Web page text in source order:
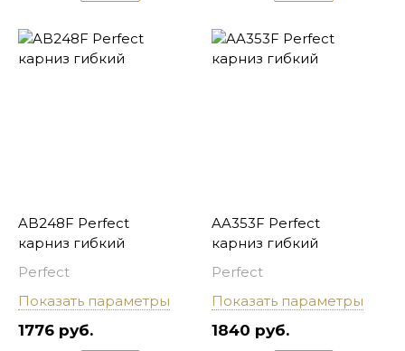
AB248F Perfect
карниз гибкий
Perfect
Показать параметры
1776 руб.
AA353F Perfect
карниз гибкий
Perfect
Показать параметры
1840 руб.